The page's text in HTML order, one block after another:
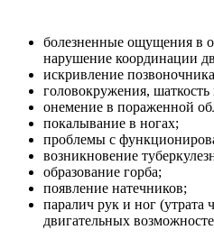
болезненные ощущения в
нарушение координации
искривление
головокружения,
онемение в пораженной
покалывание в ногах;
проблемы с
возникновение
образование горба;
появление натечников;
паралич рук и ног (утрата
двигательных